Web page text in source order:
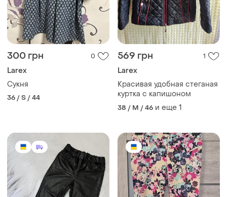
300 грн 0
Larex
Сукня
36 / S / 44
569 грн 1
Larex
Красивая удобная стеганая
куртка с капишоном
38 / M / 46 и еще 1